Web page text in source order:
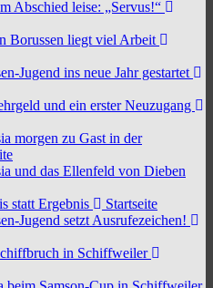
Abschied leise: „Servus!“
Borussen liegt viel Arbeit
Jugend ins neue Jahr gestartet
und ein erster Neuzugang
morgen zu Gast in der
und das Ellenfeld von Dieben
statt Ergebnis
Startseite
Jugend setzt Ausrufezeichen!
in Schiffweiler